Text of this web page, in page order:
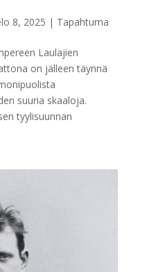
8, 2025 | Tapahtuma
Laulajien
on jälleen täynnä
suuria skaaloja.
tyylisuunnan